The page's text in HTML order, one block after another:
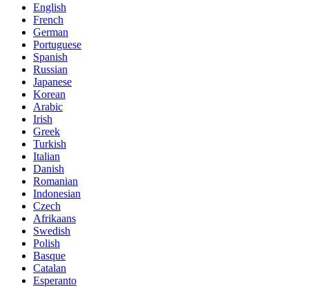
English
French
German
Portuguese
Spanish
Russian
Japanese
Korean
Arabic
Irish
Greek
Turkish
Italian
Danish
Romanian
Indonesian
Czech
Afrikaans
Swedish
Polish
Basque
Catalan
Esperanto